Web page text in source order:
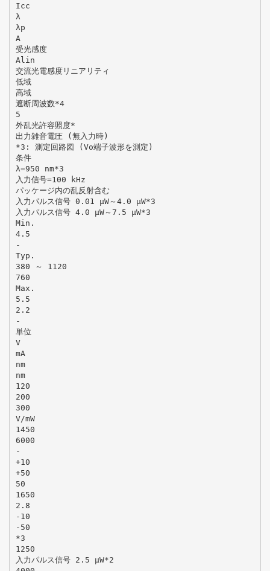
Icc
λ
λp
A
受光感度
Alin
交流光電感度リニアリティ
低域
高域
遮断周波数*4
5
外乱光許容照度*
出力雑音電圧 (無入力時)
*3: 測定回路図 (Vo端子波形を測定)
条件
λ=950 nm*3
入力信号=100 kHz
パッケージ内の乱反射含む
入力パルス信号 0.01 μW～4.0 μW*3
入力パルス信号 4.0 μW～7.5 μW*3
Min.
4.5
-
Typ.
380 ～ 1120
760
Max.
5.5
2.2
-
単位
V
mA
nm
nm
120
200
300
V/mW
1450
6000
-
+10
+50
50
1650
2.8
-10
-50
*3
1250
入力パルス信号 2.5 μW*2